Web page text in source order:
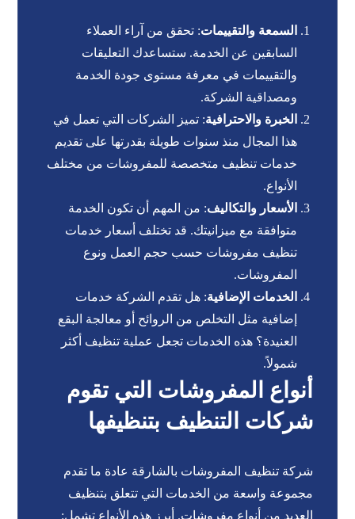
السمعة والتقييمات: تحقق من آراء العملاء
السابقين عن الخدمة. ستساعدك التعليقات
والتقييمات في معرفة مستوى جودة الخدمة
ومصداقية الشركة.
الخبرة والاحترافية: تميز الشركات التي تعمل في
هذا المجال منذ سنوات طويلة بقدرتها على تقديم
خدمات تنظيف متخصصة للمفروشات من مختلف
الأنواع.
الأسعار والتكاليف: من المهم أن تكون الخدمة
متوافقة مع ميزانيتك. قد تختلف أسعار خدمات
تنظيف مفروشات حسب حجم العمل ونوع
المفروشات.
الخدمات الإضافية: هل تقدم الشركة خدمات
إضافية مثل التخلص من الروائح أو معالجة البقع
العنيدة؟ هذه الخدمات تجعل عملية تنظيف أكثر
شمولاً.
أنواع المفروشات التي تقوم
شركات التنظيف بتنظيفها
شركة تنظيف المفروشات بالشارقة عادة ما تقدم
مجموعة واسعة من الخدمات التي تتعلق بتنظيف
العديد من أنواع مفروشات. أبرز هذه الأنواع تشمل: